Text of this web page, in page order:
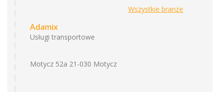
Wszystkie branże
Adamix
Usługi transportowe
Motycz 52a 21-030 Motycz